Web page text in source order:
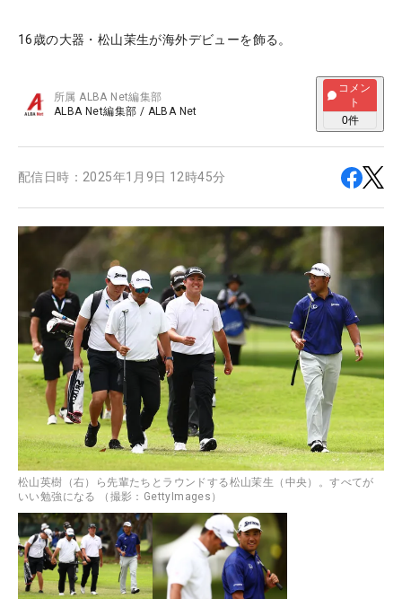
16歳の大器・松山茉生が海外デビューを飾る。
所属ALBA Net編集部
ALBA Net編集部 / ALBA Net
コメン
ト
0件
配信日時： 2025年1月9日 12時45分
松山英樹（右）ら先輩たちとラウンドする松山茉生（中央）。すべてが
いい勉強になる （撮影：GettyImages）